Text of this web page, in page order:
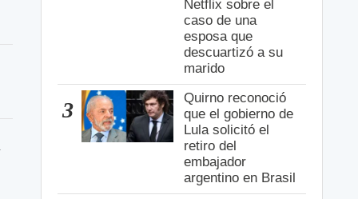
Netflix sobre el
caso de una
esposa que
descuartizó a su
marido
3
Quirno reconoció
que el gobierno de
Lula solicitó el
retiro del
embajador
argentino en Brasil